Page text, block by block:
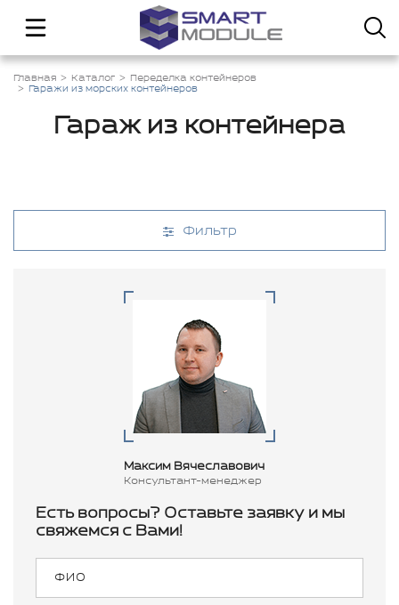
Главная Каталог
Переделка контейнеров
Гаражи из морских контейнеров
Гараж из контейнера
Фильтр
Максим Вячеславович
Консультант-менеджер
Есть вопросы? Оставьте заявку и мы
свяжемся с Вами!